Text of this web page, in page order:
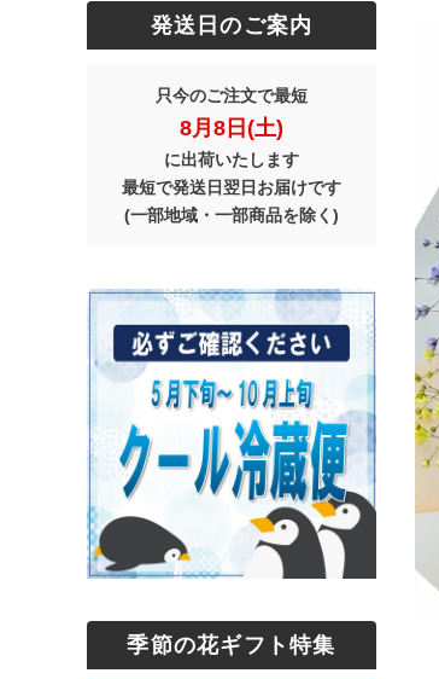
発送日のご案内
只今のご注文で最短
8月8日(土)
に出荷いたします
最短で発送日翌日お届けです
(一部地域・一部商品を除く)
季節の花ギフト特集